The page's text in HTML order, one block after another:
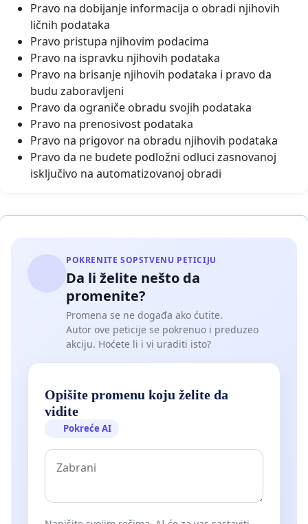
Pravo na dobijanje informacija o obradi njihovih
ličnih podataka
Pravo pristupa njihovim podacima
Pravo na ispravku njihovih podataka
Pravo na brisanje njihovih podataka i pravo da
budu zaboravljeni
Pravo da ograniče obradu svojih podataka
Pravo na prenosivost podataka
Pravo na prigovor na obradu njihovih podataka
Pravo da ne budete podložni odluci zasnovanoj
isključivo na automatizovanoj obradi
POKRENITE SOPSTVENU PETICIJU
Da li želite nešto da
promenite?
Promena se ne događa ako ćutite.
Autor ove peticije se pokrenuo i preduzeo
akciju. Hoćete li i vi uraditi isto?
Opišite promenu koju želite da
vidite
Pokreće AI